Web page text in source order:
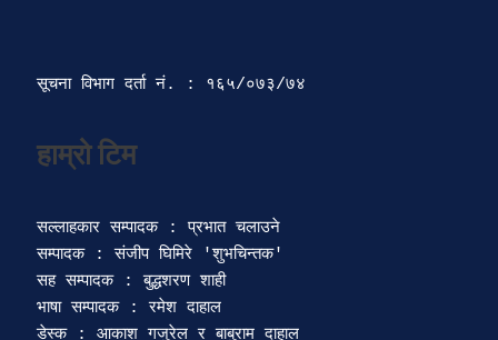
सूचना विभाग दर्ता‍ नं. : १६५/०७३/७४
हाम्रो टिम
सल्लाहकार सम्पादक : प्रभात चलाउने
सम्पादक : संजीप घिमिरे 'शुभचिन्तक'
सह सम्पादक : बुद्धशरण शाही
भाषा सम्पादक : रमेश दाहाल
डेस्क : आकाश गजुरेल र बाबुराम दाहाल